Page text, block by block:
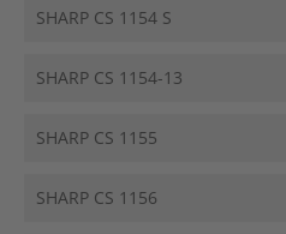
SHARP CS 1154 S
SHARP CS 1154-13
SHARP CS 1155
SHARP CS 1156